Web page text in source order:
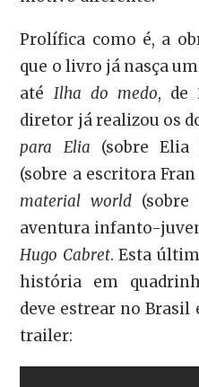
Prolífica como é, a
que o livro já nasça
até Ilha do medo, de
diretor já realizou os
para Elia (sobre Elia
(sobre a escritora
material world
aventura infanto-
Hugo Cabret. Esta
história em
deve estrear no Brasil
trailer: